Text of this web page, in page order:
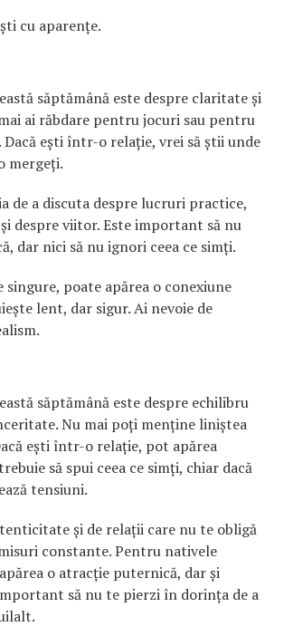
cu aparențe.
săptămână este despre claritate și
ai răbdare pentru jocuri sau pentru
ești într-o relație, vrei să știi unde
mergeți.
de a discuta despre lucruri practice,
despre viitor. Este important să nu
dar nici să nu ignori ceea ce simți.
poate apărea o conexiune
lent, dar sigur. Ai nevoie de
săptămână este despre echilibru
Nu mai poți menține liniștea
ești într-o relație, pot apărea
să spui ceea ce simți, chiar dacă
tensiuni.
și de relații care nu te obligă
constante. Pentru nativele
o atracție puternică, dar și
să nu te pierzi în dorința de a